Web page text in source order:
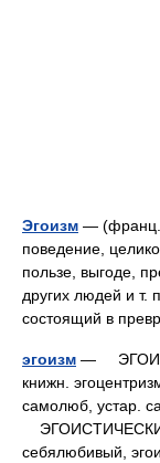
Эгоизм — (франц.
поведение,
пользе, выгоде,
других людей и т.
состоящий в
эгоизм —
книжн.
самолюб, устар.
себялюбивый,